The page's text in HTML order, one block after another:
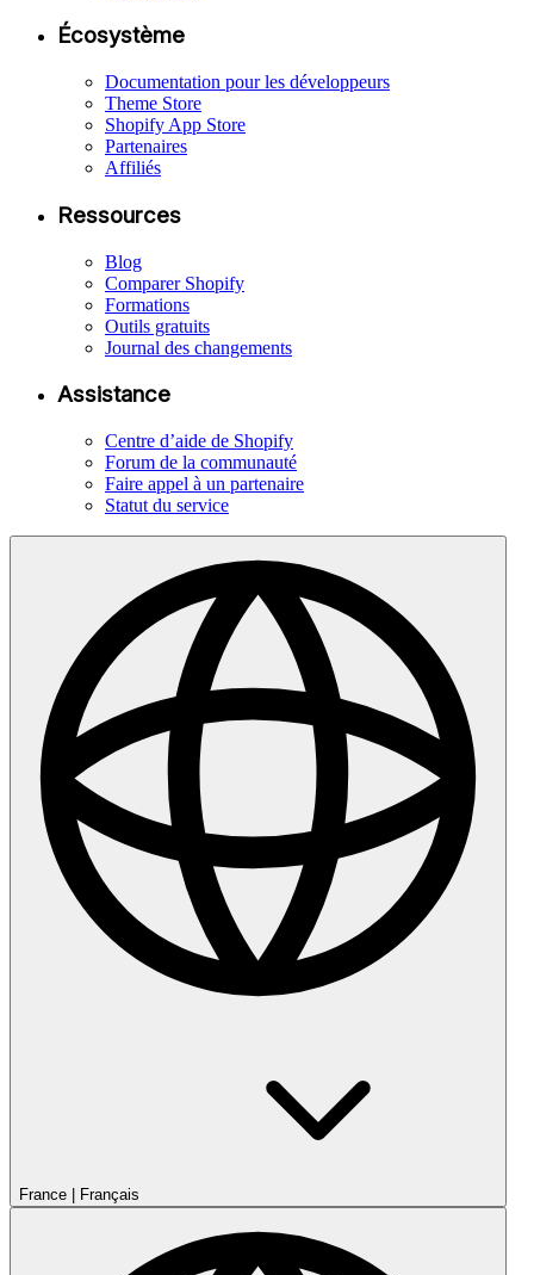
Écosystème
Documentation pour les développeurs
Theme Store
Shopify App Store
Partenaires
Affiliés
Ressources
Blog
Comparer Shopify
Formations
Outils gratuits
Journal des changements
Assistance
Centre d’aide de Shopify
Forum de la communauté
Faire appel à un partenaire
Statut du service
France Français